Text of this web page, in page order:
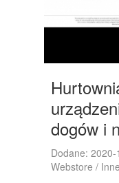
dogów i
Dodane: 2020-
Webstore /